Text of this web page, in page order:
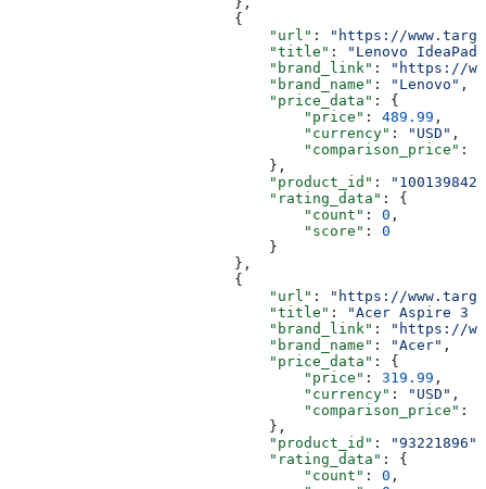
                          {
                              "url"
:
"https://
                              "title"
:
"Lenovo
                              "brand_link"
:
"https://
                              "brand_name"
: "Lenovo" ,
                              "price_data"
: {
                                  "price"
: 489.99 ,
                                  "currency"
: "USD" ,
                                  "comparison_price"
:
                              },
                              "product_id"
:
                              "rating_data"
: {
                                  "count"
: 0 ,
                                  "score"
: 0
                              }
                          },
                          {
                              "url"
:
"https://
                              "title"
:
"Acer Aspire 3
                              "brand_link"
:
"https://
                              "brand_name"
: "Acer" ,
                              "price_data"
: {
                                  "price"
: 319.99 ,
                                  "currency"
: "USD" ,
                                  "comparison_price"
:
                              },
                              "product_id"
: "93221896"
                              "rating_data"
: {
                                  "count"
: 0 ,